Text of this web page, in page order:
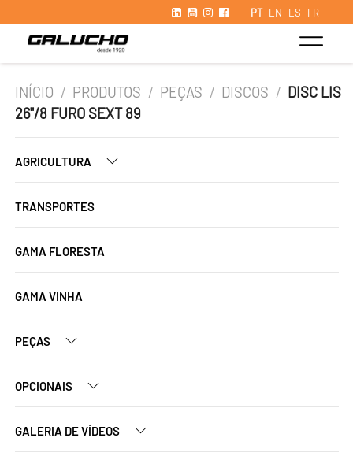
PT EN ES FR
INÍCIO / PRODUTOS / PEÇAS / DISCOS / DISC LIS
26"/8 FURO SEXT 89
AGRICULTURA
TRANSPORTES
GAMA FLORESTA
GAMA VINHA
PEÇAS
OPCIONAIS
GALERIA DE VÍDEOS